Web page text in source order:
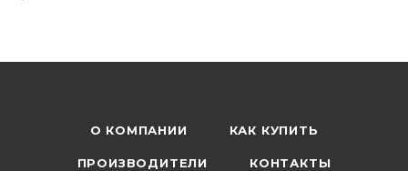
О КОМПАНИИ КАК КУПИТЬ
ПРОИЗВОДИТЕЛИ КОНТАКТЫ